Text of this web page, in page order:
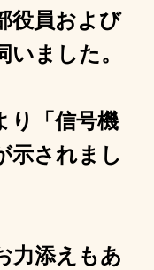
役員および
ました。
り「信号機
示されまし
力添えもあ